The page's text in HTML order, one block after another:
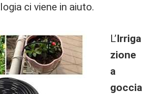
ci viene in aiuto.
L’Irriga
zione
a
goccia